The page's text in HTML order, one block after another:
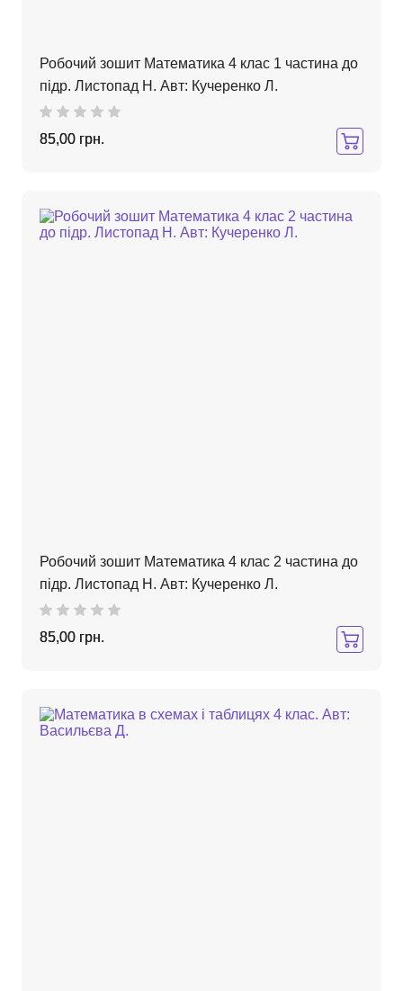
Робочий зошит Математика 4 клас 1 частина до
підр. Листопад Н. Авт: Кучеренко Л.
85,00 грн.
Робочий зошит Математика 4 клас 2 частина до
підр. Листопад Н. Авт: Кучеренко Л.
85,00 грн.